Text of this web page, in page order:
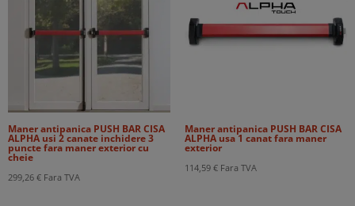
Maner antipanica PUSH BAR CISA
ALPHA usi 2 canate inchidere 3
puncte fara maner exterior cu
cheie
299,26 € Fara TVA
Maner antipanica PUSH BAR CISA
ALPHA usa 1 canat fara maner
exterior
114,59 € Fara TVA